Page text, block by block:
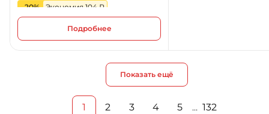
-20%
Экономия 104 ₽
Подробнее
Показать ещё
1 2 3 4 5 … 132